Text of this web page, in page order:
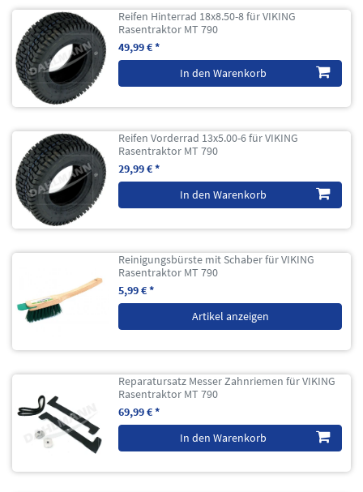
Reifen Hinterrad 18x8.50-8 für VIKING
Rasentraktor MT 790
49,99 € *
In den Warenkorb
Reifen Vorderrad 13x5.00-6 für VIKING
Rasentraktor MT 790
29,99 € *
In den Warenkorb
Reinigungsbürste mit Schaber für VIKING
Rasentraktor MT 790
5,99 € *
Artikel anzeigen
Reparatursatz Messer Zahnriemen für VIKING
Rasentraktor MT 790
69,99 € *
In den Warenkorb